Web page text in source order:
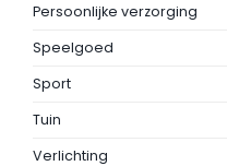
Persoonlijke verzorging
Speelgoed
Sport
Tuin
Verlichting